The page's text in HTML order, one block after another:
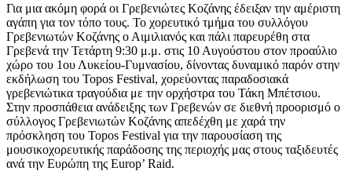
Για μια ακόμη φορά οι Γρεβενιώτες Κοζάνης έδειξαν την αμέριστη
αγάπη για τον τόπο τους. Το χορευτικό τμήμα του συλλόγου
Γρεβενιωτών Κοζάνης ο Αιμιλιανός και πάλι παρευρέθη στα
Γρεβενά την Τετάρτη 9:30 μ.μ. στις 10 Αυγούστου στον προαύλιο
χώρο του 1ου Λυκείου-Γυμνασίου, δίνοντας δυναμικό παρόν στην
εκδήλωση του Topos Festival, χορεύοντας παραδοσιακά
γρεβενιώτικα τραγούδια με την ορχήστρα του Τάκη Μπέτσιου.
Στην προσπάθεια ανάδειξης των Γρεβενών σε διεθνή προορισμό ο
σύλλογος Γρεβενιωτών Κοζάνης απεδέχθη με χαρά την
πρόσκληση του Topos Festival για την παρουσίαση της
μουσικοχορευτικής παράδοσης της περιοχής μας στους ταξιδευτές
ανά την Ευρώπη της Europ’ Raid.